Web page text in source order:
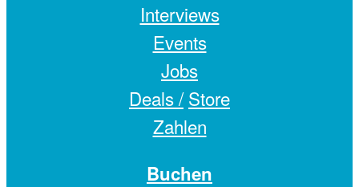
Interviews
Events
Jobs
Deals / Store
Zahlen
Buchen